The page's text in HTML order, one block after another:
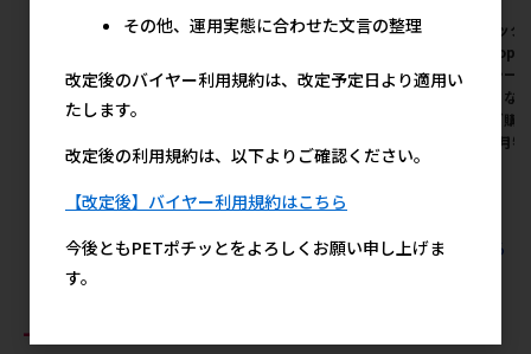
[ジェックス(直送:小動物･観賞
ーツ 44枚 ※メーカー直送とな
ります｡※発注単位･最低ご購
入金額にご注意下さい【8月特
1,900円
[ジェックス(直送:小動物･観賞
ド ドワーフ専用 400g ※メー
[ジェッ
魚
イレシー
直送とな
最低ご購
い【8月
すべてのジェックス(直送：小動物・観賞魚)の人気商品を見る
その他、運用実態に合わせた文言の整理
改定後のバイヤー利用規約は、改定予定日より適用い
たします。
改定後の利用規約は、以下よりご確認ください。
【改定後】バイヤー利用規約はこちら
今後ともPETポチッとをよろしくお願い申し上げま
す。